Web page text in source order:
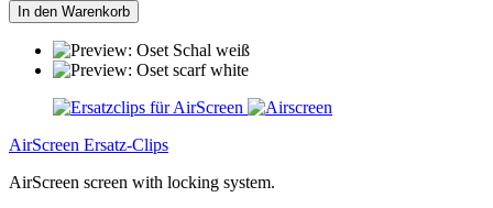
In den Warenkorb
AirScreen Ersatz-Clips
AirScreen screen with locking system.